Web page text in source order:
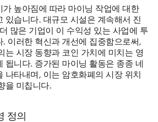
높아짐에 따라 마이닝 작업에 대한
있습니다. 대규모 시설은 계속해서 진
많은 기업이 이 수익성 있는 사업에 투
이러한 혁신과 개선에 집중함으로써,
는 시장 동향과 코인 가치에 미치는 영
됩니다. 증가된 마이닝 활동은 종종 네
나타내며, 이는 암호화폐의 시장 위치
을 미칩니다.
정의